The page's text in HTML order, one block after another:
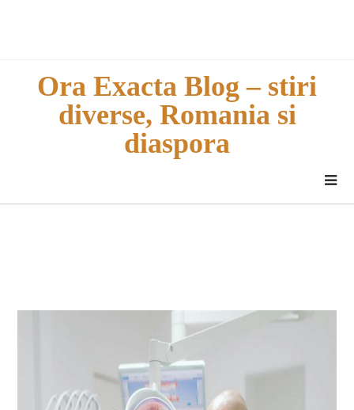
Ora Exacta Blog – stiri
diverse, Romania si
diaspora